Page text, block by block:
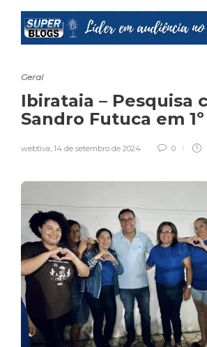
Geral
Ibirataia – Pesquisa
Sandro Futuca em
webtiva, 14 de setembro de 2024 0